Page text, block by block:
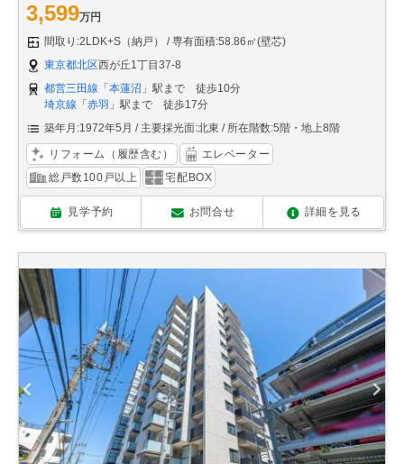
3,599万円
間取り:2LDK+S（納戸）
専有面積:58.86㎡(壁芯)
東京都北区西が丘1丁目37-8
都営三田線 「 本蓮沼 」駅まで 徒歩10分
埼京線 「 赤羽 」駅まで 徒歩17分
築年月:1972年5月
主要採光面:北東 所在階数:5階・地上8階
リフォーム（履歴含む）
エレベーター
総戸数100戸以上
宅配BOX
見学予約 お問合せ 詳細を見る